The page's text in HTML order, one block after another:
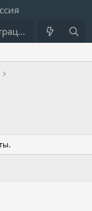
Регистрация